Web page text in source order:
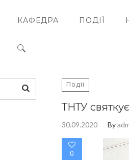
КАФЕДРА ПОДІЇ
Події
ТНТУ
30.09.2020 By
0